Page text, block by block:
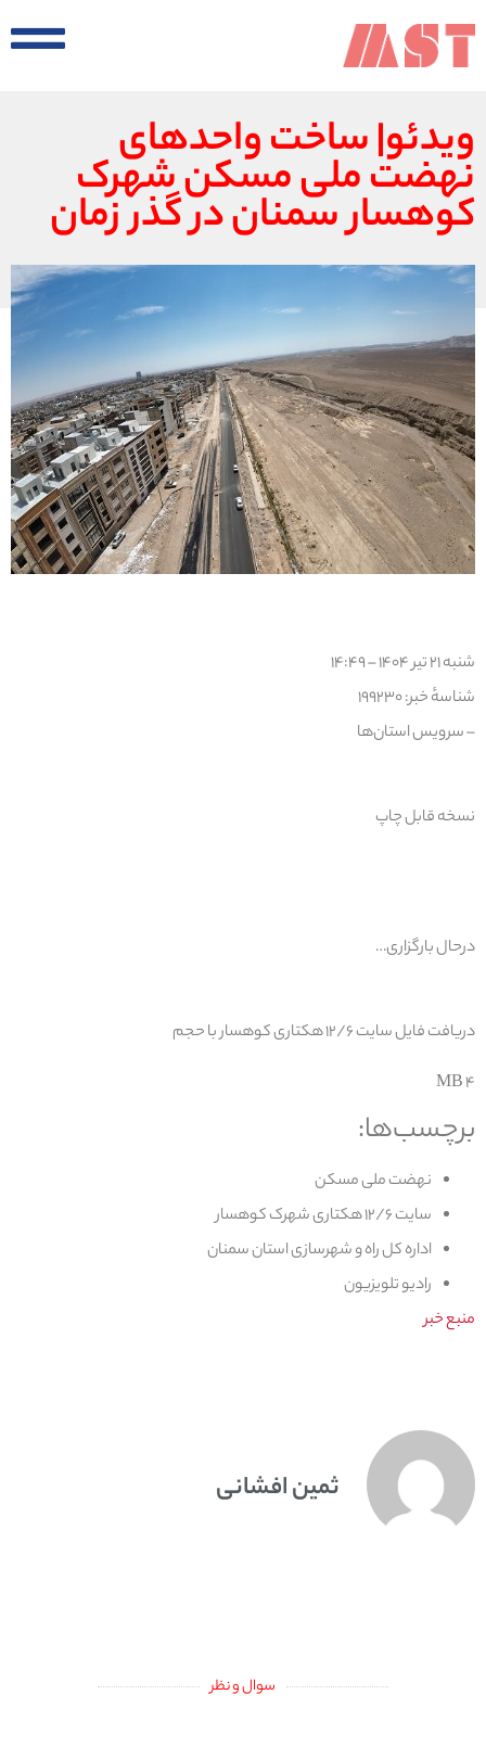
ویدئو| ساخت واحدهای
نهضت ملی مسکن شهرک
کوهسار سمنان در گذر زمان
شنبه ۲۱ تیر ۱۴۰۴ – ۱۴:۴۹
شناسهٔ خبر: ۱۹۹۲۳۰
–سرویساستان‌ها
نسخه قابل چاپ
درحال بارگزاری…
دریافت فایل سایت ۱۲/۶ هکتاری کوهسار با حجم
۴ MB
برچسب‌ها:
نهضت ملی مسکن
سایت ۱۲/۶ هکتاری شهرک کوهسار
اداره کل راه و شهرسازی استان سمنان
رادیو تلویزیون
منبع خبر
ثمین افشانی
سوال و نظر